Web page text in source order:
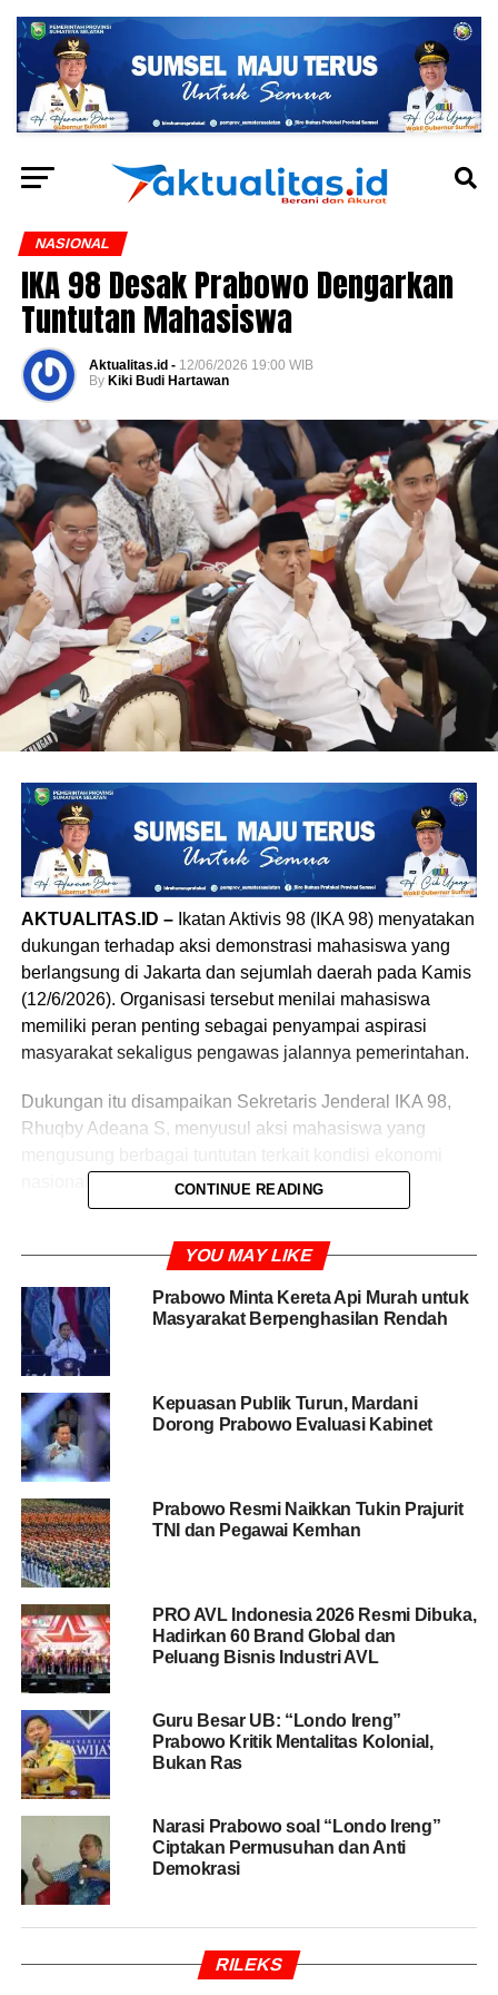
NASIONAL
IKA 98 Desak Prabowo Dengarkan
Tuntutan Mahasiswa
Aktualitas.id - 12/06/2026 19:00 WIB
By Kiki Budi Hartawan
AKTUALITAS.ID – Ikatan Aktivis 98 (IKA 98) menyatakan
dukungan terhadap aksi demonstrasi mahasiswa yang
berlangsung di Jakarta dan sejumlah daerah pada Kamis
(12/6/2026). Organisasi tersebut menilai mahasiswa
memiliki peran penting sebagai penyampai aspirasi
masyarakat sekaligus pengawas jalannya pemerintahan.
Dukungan itu disampaikan Sekretaris Jenderal IKA 98,
Rhuqby Adeana S, menyusul aksi mahasiswa yang
nasional dan kebijakan pemerintah.
sebagai kelompok independen yang dapat menyuarakan
kepentingan masyarakat di luar struktur kekuasaan.
“Mahasiswa sebagai agen perubahan menjadi kelompok
kritis di luar pemerintahan sebagai penyambung lidah
rakyat ke pemerintah,” kata Rhuqby dalam
keterangannya, Jumat (12/6/2026).
BACA JUGA
Mentan Sidak ke Pasar untuk
Pastikan Kestabilan Harga Pangan
#IndonesiaMenujuBangkrut perlu mendapat perhatian
serius dari pemerintah. Organisasi tersebut meminta
Presiden Prabowo Subianto membuka ruang dialog dan
kebijakan.
“Ini harus segera dijawab oleh Presiden Prabowo
sebagai kritik dan saran mewakili suara rakyat.
Pemerintah tidak boleh alergi dan harus mendengar
aspirasi mahasiswa,” ujarnya.
Dalam aksi yang digelar BEM SI dan aliansi mahasiswa
nasional, terdapat sejumlah tuntutan yang disampaikan
kepada pemerintah. Tuntutan tersebut antara lain
CONTINUE READING
YOU MAY LIKE
Prabowo Minta Kereta Api Murah untuk
Masyarakat Berpenghasilan Rendah
Kepuasan Publik Turun, Mardani
Dorong Prabowo Evaluasi Kabinet
Prabowo Resmi Naikkan Tukin Prajurit
TNI dan Pegawai Kemhan
PRO AVL Indonesia 2026 Resmi Dibuka,
Hadirkan 60 Brand Global dan
Peluang Bisnis Industri AVL
Guru Besar UB: “Londo Ireng”
Prabowo Kritik Mentalitas Kolonial,
Bukan Ras
Narasi Prabowo soal “Londo Ireng”
Ciptakan Permusuhan dan Anti
Demokrasi
RILEKS